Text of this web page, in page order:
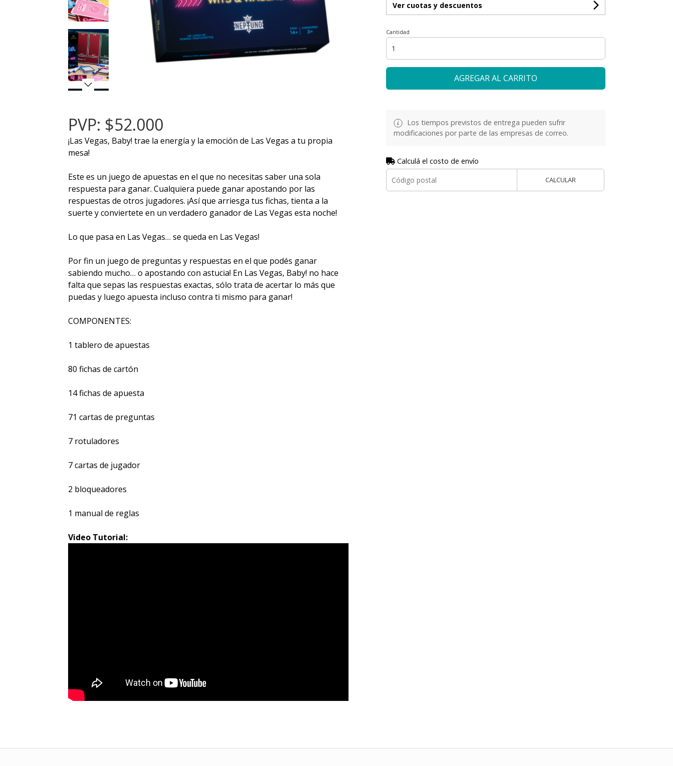
PVP: $52.000
¡Las Vegas, Baby! trae la energía y la emoción de Las Vegas a tu propia
mesa!
Este es un juego de apuestas en el que no necesitas saber una sola
respuesta para ganar. Cualquiera puede ganar apostando por las
respuestas de otros jugadores. ¡Así que arriesga tus fichas, tienta a la
suerte y conviertete en un verdadero ganador de Las Vegas esta noche!
Lo que pasa en Las Vegas… se queda en Las Vegas!
Por fin un juego de preguntas y respuestas en el que podés ganar
sabiendo mucho… o apostando con astucia! En Las Vegas, Baby! no hace
falta que sepas las respuestas exactas, sólo trata de acertar lo más que
puedas y luego apuesta incluso contra ti mismo para ganar!
COMPONENTES:
1 tablero de apuestas
80 fichas de cartón
14 fichas de apuesta
71 cartas de preguntas
7 rotuladores
7 cartas de jugador
2 bloqueadores
1 manual de reglas
Video Tutorial:
Ver cuotas y descuentos
Cantidad
AGREGAR AL CARRITO
Los tiempos previstos de entrega pueden sufrir
modificaciones por parte de las empresas de correo.
Calculá el costo de envío
CALCULAR